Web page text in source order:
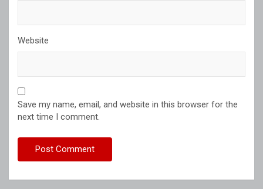
Website
Save my name, email, and website in this browser for the
next time I comment.